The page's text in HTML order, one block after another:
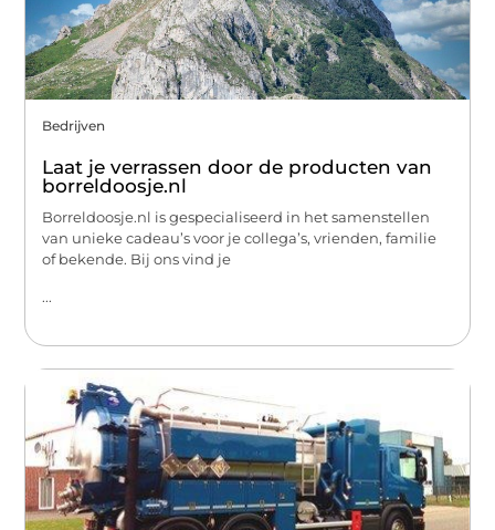
Bedrijven
Laat je verrassen door de producten van
borreldoosje.nl
Borreldoosje.nl is gespecialiseerd in het samenstellen
van unieke cadeau’s voor je collega’s, vrienden, familie
of bekende. Bij ons vind je
...